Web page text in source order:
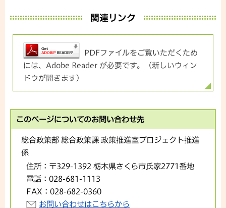
関連リンク
PDFファイルをご覧いただくため
には、Adobe Reader が必要です。（新しいウィン
ドウが開きます）
このページについてのお問い合わせ先
総合政策部 総合政策課 政策推進室プロジェクト推進
係
住所： 〒329-1392 栃木県さくら市氏家2771番地
電話： 028-681-1113
FAX： 028-682-0360
お問い合わせはこちらから